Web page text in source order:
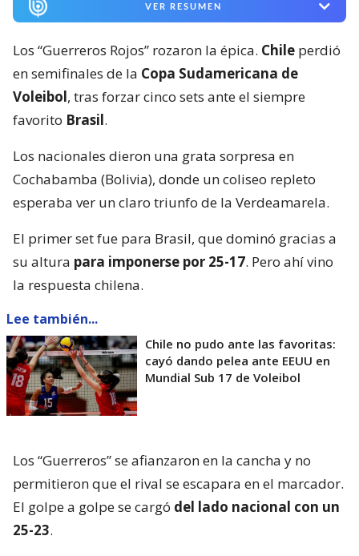
VER RESUMEN
Los “Guerreros Rojos” rozaron la épica. Chile perdió
en semifinales de la Copa Sudamericana de
Voleibol, tras forzar cinco sets ante el siempre
favorito Brasil.
Los nacionales dieron una grata sorpresa en
Cochabamba (Bolivia), donde un coliseo repleto
esperaba ver un claro triunfo de la Verdeamarela.
El primer set fue para Brasil, que dominó gracias a
su altura para imponerse por 25-17. Pero ahí vino
la respuesta chilena.
Lee también...
Chile no pudo ante las favoritas:
cayó dando pelea ante EEUU en
Mundial Sub 17 de Voleibol
Los “Guerreros” se afianzaron en la cancha y no
permitieron que el rival se escapara en el marcador.
El golpe a golpe se cargó del lado nacional con un
25-23.